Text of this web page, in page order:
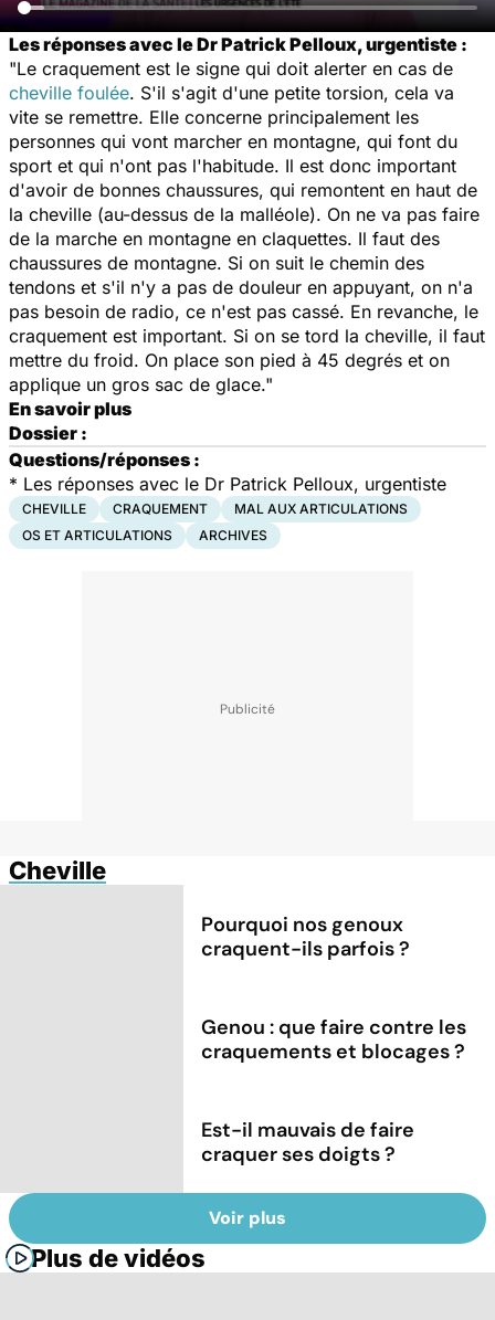
Les réponses avec le Dr Patrick Pelloux, urgentiste :
"Le craquement est le signe qui doit alerter en cas de
cheville foulée. S'il s'agit d'une petite torsion, cela va
vite se remettre. Elle concerne principalement les
personnes qui vont marcher en montagne, qui font du
sport et qui n'ont pas l'habitude. Il est donc important
d'avoir de bonnes chaussures, qui remontent en haut de
la cheville (au-dessus de la malléole). On ne va pas faire
de la marche en montagne en claquettes. Il faut des
chaussures de montagne. Si on suit le chemin des
tendons et s'il n'y a pas de douleur en appuyant, on n'a
pas besoin de radio, ce n'est pas cassé. En revanche, le
craquement est important. Si on se tord la cheville, il faut
mettre du froid. On place son pied à 45 degrés et on
applique un gros sac de glace."
En savoir plus
Dossier :
Questions/réponses :
* Les réponses avec le Dr Patrick Pelloux, urgentiste
CHEVILLE CRAQUEMENT
MAL AUX ARTICULATIONS
OS ET ARTICULATIONS
ARCHIVES
Cheville
Pourquoi nos genoux
craquent-ils parfois ?
Genou : que faire contre les
craquements et blocages ?
Est-il mauvais de faire
craquer ses doigts ?
Voir plus
Plus de vidéos